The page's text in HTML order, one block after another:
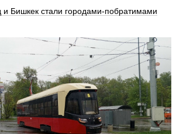
Бишкек стали городами-побратимами